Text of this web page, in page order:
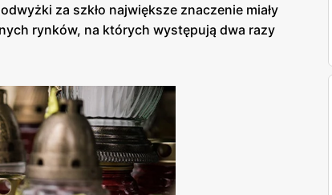
za szkło największe znaczenie miały
rynków, na których występują dwa razy